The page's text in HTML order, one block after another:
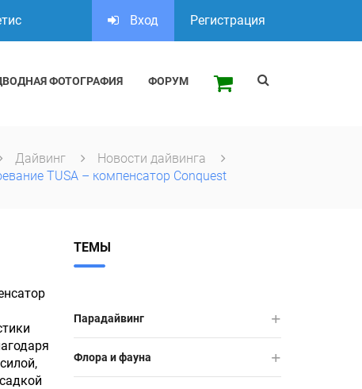
Вход Регистрация
ФОТОГРАФИЯ ФОРУМ
Дайвинг
Новости дайвинга
TUSA – компенсатор Conquest
ТЕМЫ
Парадайвинг
Флора и фауна